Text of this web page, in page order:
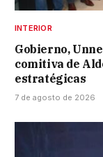
INTERIOR
Gobierno,
comitiva de
estratégicas
7 de agosto de 2026